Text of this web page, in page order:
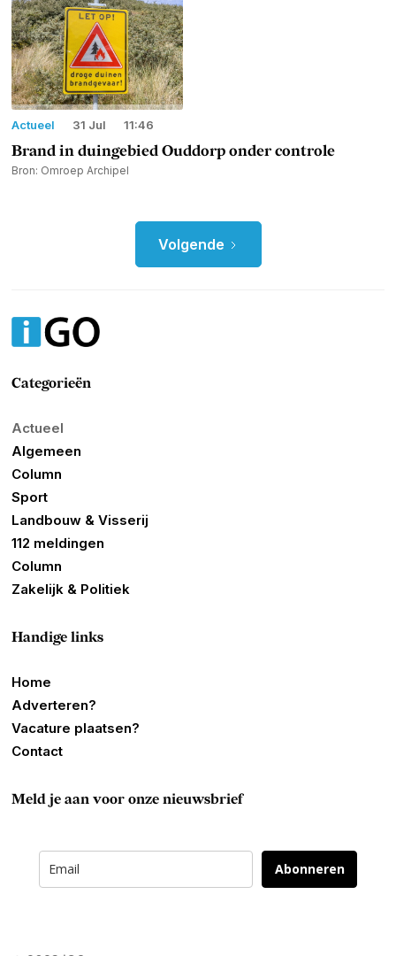
Actueel 31 Jul 11:46
Brand in duingebied Ouddorp onder controle
Bron: Omroep Archipel
Volgende
Categorieën
Actueel
Algemeen
Column
Sport
Landbouw & Visserij
112 meldingen
Column
Zakelijk & Politiek
Handige links
Home
Adverteren?
Vacature plaatsen?
Contact
Meld je aan voor onze nieuwsbrief
Abonneren